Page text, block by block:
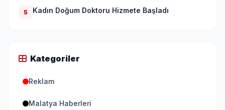
5 Kadın Doğum Doktoru Hizmete Başladı
Kategoriler
Reklam
Malatya Haberleri